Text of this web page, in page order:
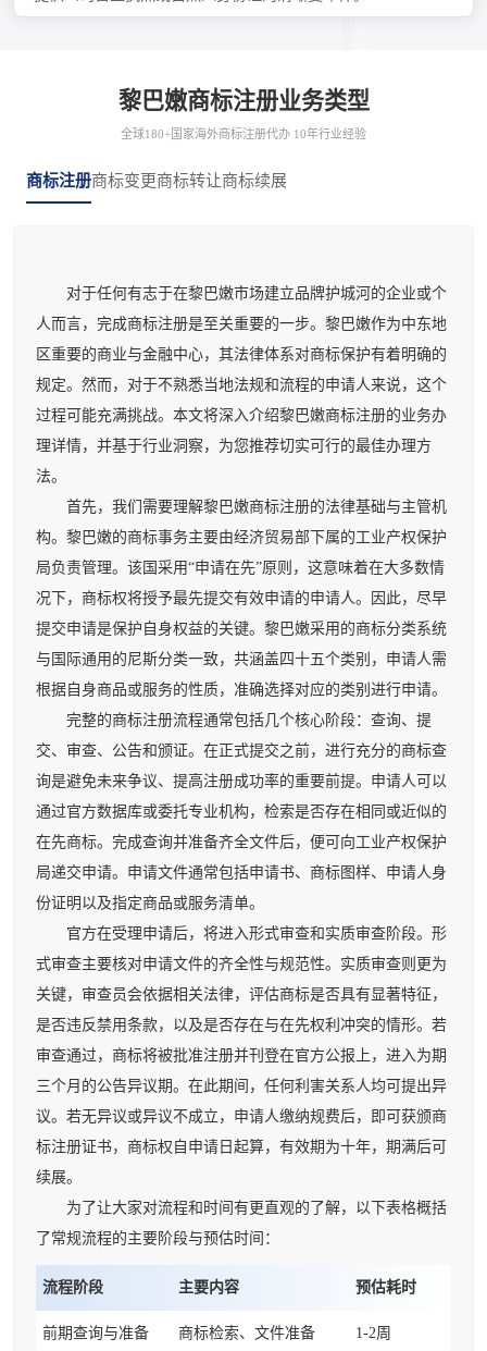
黎巴嫩商标注册业务类型
全球180+国家海外商标注册代办 10年行业经验
商标注册商标变更商标转让商标续展
对于任何有志于在黎巴嫩市场建立品牌护城河的企业或个
人而言，完成商标注册是至关重要的一步。黎巴嫩作为中东地
区重要的商业与金融中心，其法律体系对商标保护有着明确的
规定。然而，对于不熟悉当地法规和流程的申请人来说，这个
过程可能充满挑战。本文将深入介绍黎巴嫩商标注册的业务办
理详情，并基于行业洞察，为您推荐切实可行的最佳办理方
法。
首先，我们需要理解黎巴嫩商标注册的法律基础与主管机
构。黎巴嫩的商标事务主要由经济贸易部下属的工业产权保护
局负责管理。该国采用“申请在先”原则，这意味着在大多数情
况下，商标权将授予最先提交有效申请的申请人。因此，尽早
提交申请是保护自身权益的关键。黎巴嫩采用的商标分类系统
与国际通用的尼斯分类一致，共涵盖四十五个类别，申请人需
根据自身商品或服务的性质，准确选择对应的类别进行申请。
完整的商标注册流程通常包括几个核心阶段：查询、提
交、审查、公告和颁证。在正式提交之前，进行充分的商标查
询是避免未来争议、提高注册成功率的重要前提。申请人可以
通过官方数据库或委托专业机构，检索是否存在相同或近似的
在先商标。完成查询并准备齐全文件后，便可向工业产权保护
局递交申请。申请文件通常包括申请书、商标图样、申请人身
份证明以及指定商品或服务清单。
官方在受理申请后，将进入形式审查和实质审查阶段。形
式审查主要核对申请文件的齐全性与规范性。实质审查则更为
关键，审查员会依据相关法律，评估商标是否具有显著特征，
是否违反禁用条款，以及是否存在与在先权利冲突的情形。若
审查通过，商标将被批准注册并刊登在官方公报上，进入为期
三个月的公告异议期。在此期间，任何利害关系人均可提出异
议。若无异议或异议不成立，申请人缴纳规费后，即可获颁商
标注册证书，商标权自申请日起算，有效期为十年，期满后可
续展。
为了让大家对流程和时间有更直观的了解，以下表格概括
了常规流程的主要阶段与预估时间：
流程阶段 主要内容 预估耗时
前期查询与准备 商标检索、文件准备 1-2周